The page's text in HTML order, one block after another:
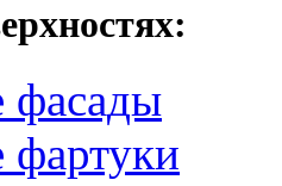
фасады